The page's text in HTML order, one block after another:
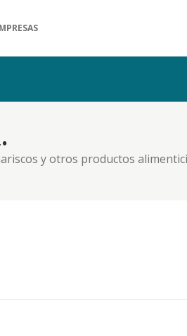
y otros productos
centros, locales, almacenes